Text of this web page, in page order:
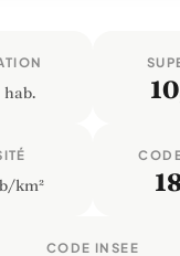
hab.
km²
CODE INSEE